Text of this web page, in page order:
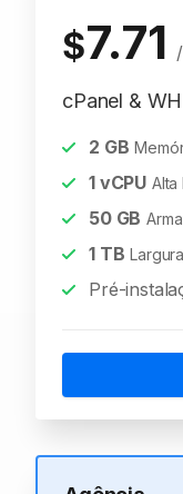
$7.71
cPanel &
2 GB
1vCPU Alta
50GB
1TB
Pré-